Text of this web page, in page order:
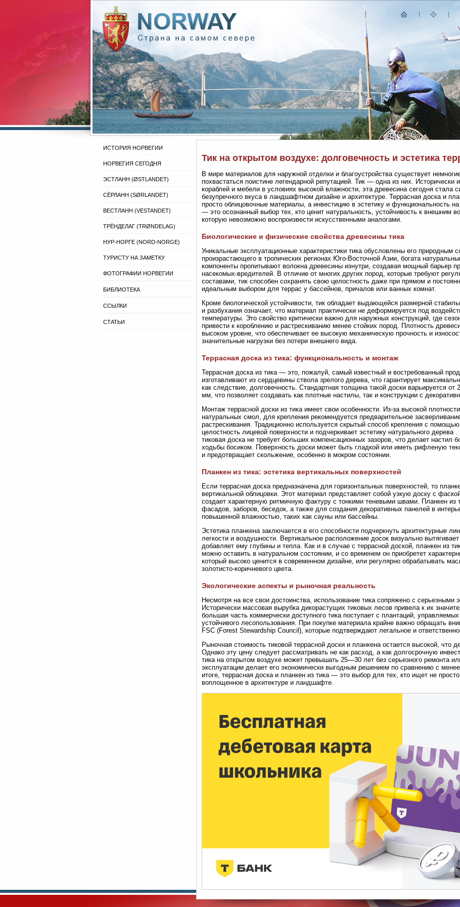
ИСТОРИЯ НОРВЕГИИ
НОРВЕГИЯ СЕГОДНЯ
ЭСТЛАНН (ØSTLANDET)
СЁРЛАНН (SØRLANDET)
ВЕСТЛАНН (VESTANDET)
ТРЁНДЕЛАГ (TRØNDELAG)
НУР-НОРГЕ (NORD-NORGE)
ТУРИСТУ НА ЗАМЕТКУ
ФОТОГРАФИИ НОРВЕГИИ
БИБЛИОТЕКА
ССЫЛКИ
СТАТЬИ
Тик на открытом воздухе: долговечность и эстетика
В мире материалов для наружной отделки и благоустройства существует
похвастаться поистине легендарной репутацией. Тик — одна из них. Исторически
кораблей и мебели в условиях высокой влажности, эта древесина сегодня стала
безупречного вкуса в ландшафтном дизайне и архитектуре. Террасная доска и
просто облицовочные материалы, а инвестицию в эстетику и функциональность
— это осознанный выбор тех, кто ценит натуральность, устойчивость к внешним
которую невозможно воспроизвести искусственными аналогами.
Биологические и физические свойства древесины тика
Уникальные эксплуатационные характеристики тика обусловлены его природным
произрастающего в тропических регионах Юго-Восточной Азии, богата
компоненты пропитывают волокна древесины изнутри, создавая мощный барьер
насекомых-вредителей. В отличие от многих других пород, которые требуют
составами, тик способен сохранять свою целостность даже при прямом и
идеальным выбором для террас у бассейнов, причалов или ванных комнат.
Кроме биологической устойчивости, тик обладает выдающейся размерной
и разбухания означает, что материал практически не деформируется под
температуры. Это свойство критически важно для наружных конструкций, где
привести к короблению и растрескиванию менее стойких пород. Плотность
высоком уровне, что обеспечивает ее высокую механическую прочность и
значительные нагрузки без потери внешнего вида.
Террасная доска из тика: функциональность и монтаж
Террасная доска из тика — это, пожалуй, самый известный и востребованный
изготавливают из сердцевины ствола зрелого дерева, что гарантирует
как следствие, долговечность. Стандартная толщина такой доски варьируется
мм, что позволяет создавать как плотные настилы, так и конструкции с
Монтаж террасной доски из тика имеет свои особенности. Из-за высокой
натуральных смол, для крепления рекомендуется предварительное
растрескивания. Традиционно используется скрытый способ крепления с
целостность лицевой поверхности и подчеркивает эстетику натурального дерева
тиковая доска не требует больших компенсационных зазоров, что делает
ходьбы босиком. Поверхность доски может быть гладкой или иметь рифленую
и предотвращает скольжение, особенно в мокром состоянии.
Планкен из тика: эстетика вертикальных поверхностей
Если террасная доска предназначена для горизонтальных поверхностей, то
вертикальной облицовки. Этот материал представляет собой узкую доску с
создает характерную ритмичную фактуру с тонкими теневыми швами. Планкен из
фасадов, заборов, беседок, а также для создания декоративных панелей в
повышенной влажностью, таких как сауны или бассейны.
Эстетика планкена заключается в его способности подчеркнуть архитектурные
легкости и воздушности. Вертикальное расположение досок визуально
добавляет ему глубины и тепла. Как и в случае с террасной доской, планкен из
можно оставить в натуральном состоянии, и со временем он приобретет
который высоко ценится в современном дизайне, или регулярно обрабатывать
золотисто-коричневого цвета.
Экологические аспекты и рыночная реальность
Несмотря на все свои достоинства, использование тика сопряжено с серьезными
Исторически массовая вырубка дикорастущих тиковых лесов привела к их
большая часть коммерчески доступного тика поступает с плантаций,
устойчивого лесопользования. При покупке материала крайне важно обращать
FSC (Forest Stewardship Council), которые подтверждают легальное и
Рыночная стоимость тиковой террасной доски и планкена остается высокой, что
Однако эту цену следует рассматривать не как расход, а как долгосрочную
тика на открытом воздухе может превышать 25—30 лет без серьезного ремонта
эксплуатации делает его экономически выгодным решением по сравнению с
итоге, террасная доска и планкен из тика — это выбор для тех, кто ищет не
воплощенное в архитектуре и ландшафте.